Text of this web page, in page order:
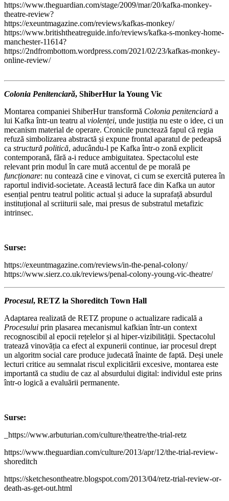
https://www.theguardian.com/stage/2009/mar/20/kafka-monkey-
theatre-review?
https://exeuntmagazine.com/reviews/kafkas-monkey/
https://www.britishtheatreguide.info/reviews/kafka-s-monkey-home-
manchester-11614?
https://2ndfrombottom.wordpress.com/2021/02/23/kafkas-monkey-
online-review/
Colonia Penitenciară, ShiberHur la Young Vic
Montarea companiei ShiberHur transformă Colonia penitenciară a
lui Kafka într-un teatru al violenței, unde justiția nu este o idee, ci un
mecanism material de operare. Cronicile punctează fapul că regia
refuză simbolizarea abstractă și expune frontal aparatul de pedeapsă
ca structură politică, aducându-l pe Kafka într-o zonă explicit
contemporană, fără a-i reduce ambiguitatea. Spectacolul este
relevant prin modul în care mută accentul de pe morală pe
funcționare: nu contează cine e vinovat, ci cum se exercită puterea în
raportul individ-societate. Această lectură face din Kafka un autor
esențial pentru teatrul politic actual și aduce la suprafață absurdul
instituțional al scriiturii sale, mai presus de substratul metafizic
intrinsec.
Surse:
https://exeuntmagazine.com/reviews/in-the-penal-colony/
https://www.sierz.co.uk/reviews/penal-colony-young-vic-theatre/
Procesul, RETZ la Shoreditch Town Hall
Adaptarea realizată de RETZ propune o actualizare radicală a
Procesului prin plasarea mecanismul kafkian într-un context
recognoscibil al epocii rețelelor și al hiper-vizibilității. Spectacolul
tratează vinovăția ca efect al expunerii continue, iar procesul drept
un algoritm social care produce judecată înainte de faptă. Deși unele
lecturi critice au semnalat riscul explicitării excesive, montarea este
importantă ca studiu de caz al absurdului digital: individul este prins
într-o logică a evaluării permanente.
Surse:
_https://www.arbuturian.com/culture/theatre/the-trial-retz
https://www.theguardian.com/culture/2013/apr/12/the-trial-review-
shoreditch
https://sketchesontheatre.blogspot.com/2013/04/retz-trial-review-or-
death-as-get-out.html